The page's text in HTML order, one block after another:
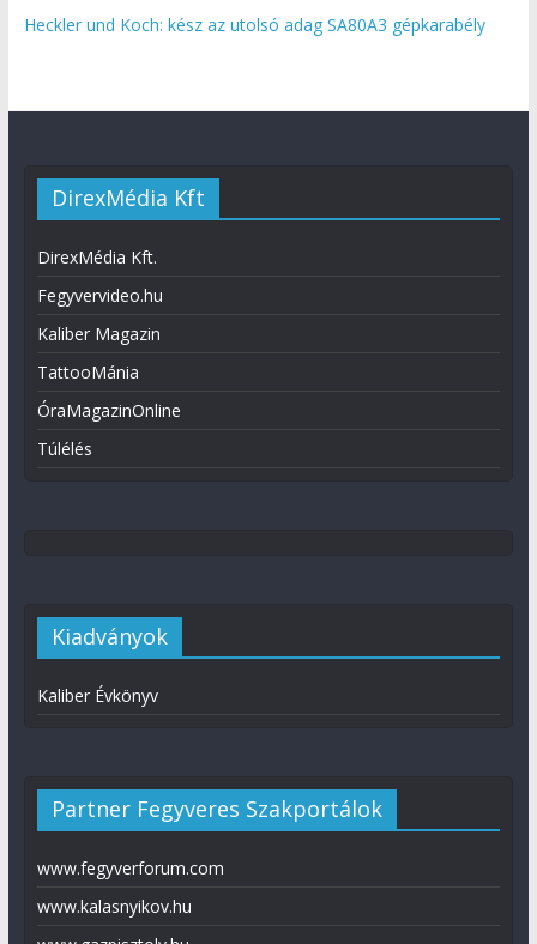
Heckler und Koch: kész az utolsó adag SA80A3 gépkarabély
DirexMédia Kft
DirexMédia Kft.
Fegyvervideo.hu
Kaliber Magazin
TattooMánia
ÓraMagazinOnline
Túlélés
Kiadványok
Kaliber Évkönyv
Partner Fegyveres Szakportálok
www.fegyverforum.com
www.kalasnyikov.hu